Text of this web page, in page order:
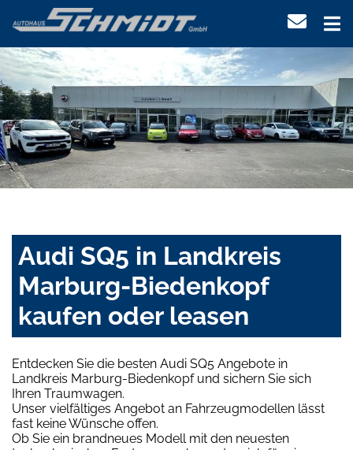
Audi SQ5 in Landkreis
Marburg-Biedenkopf
kaufen oder leasen
Entdecken Sie die besten Audi SQ5 Angebote in
Landkreis Marburg-Biedenkopf und sichern Sie sich
Ihren Traumwagen.
Unser vielfältiges Angebot an Fahrzeugmodellen lässt
fast keine Wünsche offen.
Ob Sie ein brandneues Modell mit den neuesten